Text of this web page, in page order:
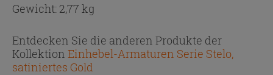
Gewicht: 2,77 kg
Entdecken Sie die anderen Produkte der
Kollektion Einhebel-Armaturen Serie Stelo,
satiniertes Gold